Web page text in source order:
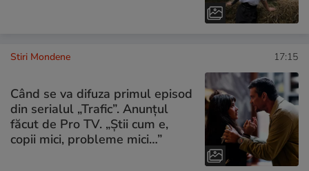
Stiri Mondene 17:15
Când se va difuza primul episod
din serialul „Trafic”. Anunțul
făcut de Pro TV. „Știi cum e,
copii mici, probleme mici…”